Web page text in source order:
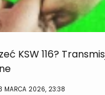
KSW 116?
MARCA 2026, 23:38